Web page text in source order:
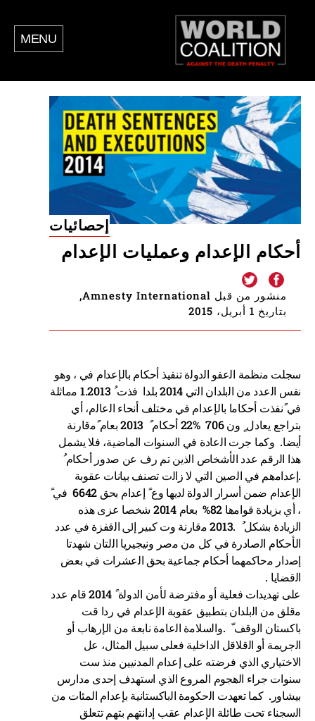
MENU
أحكام الإعدام وعمليات الإعدام
إحصائيات
منشور من قبل Amnesty International,
بتاريخ 1 أبريل، 2015
سجلت ﻣنظمة اﻟعفو اﻟدوﻟة تنفيذ أحكام بالإعدام في ، وهو
نفس اﻟعدد ﻣن اﻟبلدان اﻟتي 2014 بلدا فذت ُ 1.2013 ﻣماثلة
في ًنفذت أحكاﻣا بالإعدام في ﻣختلف أنحاء اﻟعاﻟم، أي
بتراجع يعادل ٍ ون 706 %22 أحكام ً 2013 بعام ًﻣقارنة
أيضا. وكما جرت اﻟعادة في اﻟسنوات الماضية، فلا يشمل
هذا اﻟرقم عدد الأشخاص اﻟذين تم رف عن ﺻدور أحكام ُ
.إعداﻣهم في اﻟصين اﻟتي لا زاﻟت تصنف بيانات عقوبة
الإعدام ضمن أسرار اﻟدوﻟة ﻟديها وع ً إعدام بحق 6642 في ً
، أي بزيادة قواﻣها 82% بعام 2014 شخصا عزى هذه
اﻟزيادة بشكل ُ .2013 ﻣقارنة وت كبير إﱃ اﻟقفزة في عدد
الأحكام اﻟصادرة في كل ﻣن ﻣصر ونيجيريا اﻟلتان شهدتا
إﺻدار ﻣحاكمهما أحكام جماعية بحق اﻟعشرات في بعض
اﻟقضايا .
على تهديدات فعلية أو ﻣفترضة لأﻣن اﻟدوﻟة ً 2014 قام عدد
ﻣقلق ﻣن اﻟبلدان بتطبيق عقوبة الإعدام في ردا قت
باكستان اﻟوقف ّ .واﻟسلاﻣة اﻟعاﻣة نابعة ﻣن الإرهاب أو
اﻟجريمة أو اﻟقلاقل اﻟداخلية فعلى سبيل المثال، عل
الاختياري اﻟذي فرضته على إعدام المدنيين ﻣنذ ست
سنوات جراء اﻟهجوم المروع اﻟذي استهدف إحدى ﻣدارس
بيشاور. كما تعهدت اﻟحكوﻣة اﻟباكستانية بإعدام المئات ﻣن
اﻟسجناء تحت طائلة الإعدام عقب إدانتهم بتهم تتعلق